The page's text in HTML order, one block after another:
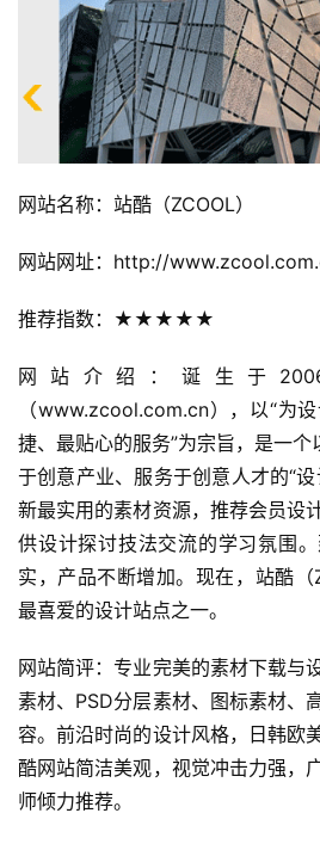
网站名称：站酷（ZCOOL）
网站网址：http://
推荐指数：★★★★★
网站介绍：诞生于
（www.zcool.com.cn），以“为
捷、最贴心的服务”为宗旨，是一个
于创意产业、服务于创意人才的“
新最实用的素材资源，推荐会员设
供设计探讨技法交流的学习氛围
实，产品不断增加。现在，站酷
最喜爱的设计站点之一。
网站简评：专业完美的素材下载与
素材、PSD分层素材、图标素材、
容。前沿时尚的设计风格，日韩欧
酷网站简洁美观，视觉冲击力强，
师倾力推荐。